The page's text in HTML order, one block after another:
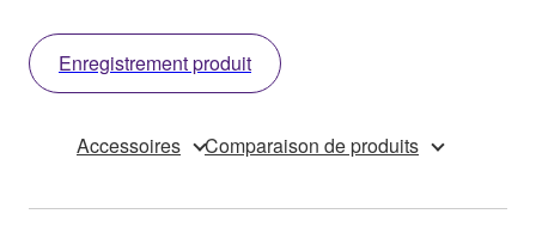
Enregistrement produit
Accessoires Comparaison de produits